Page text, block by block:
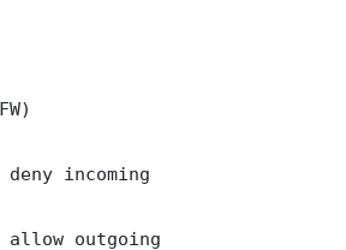
incoming
allow outgoing